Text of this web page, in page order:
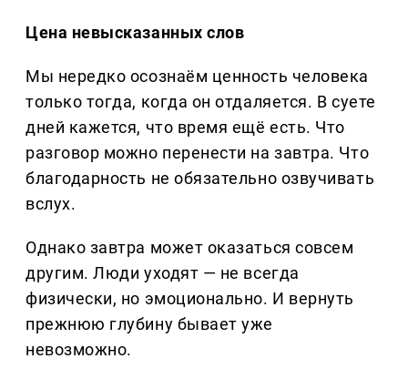
Цена невысказанных слов
Мы нередко осознаём ценность человека
только тогда, когда он отдаляется. В суете
дней кажется, что время ещё есть. Что
разговор можно перенести на завтра. Что
благодарность не обязательно озвучивать
вслух.
Однако завтра может оказаться совсем
другим. Люди уходят — не всегда
физически, но эмоционально. И вернуть
прежнюю глубину бывает уже
невозможно.